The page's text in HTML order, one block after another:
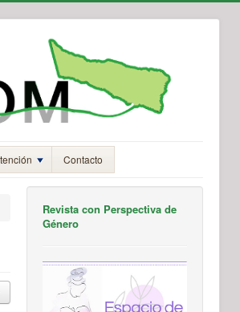
Contacto
Revista con Perspectiva de
Género